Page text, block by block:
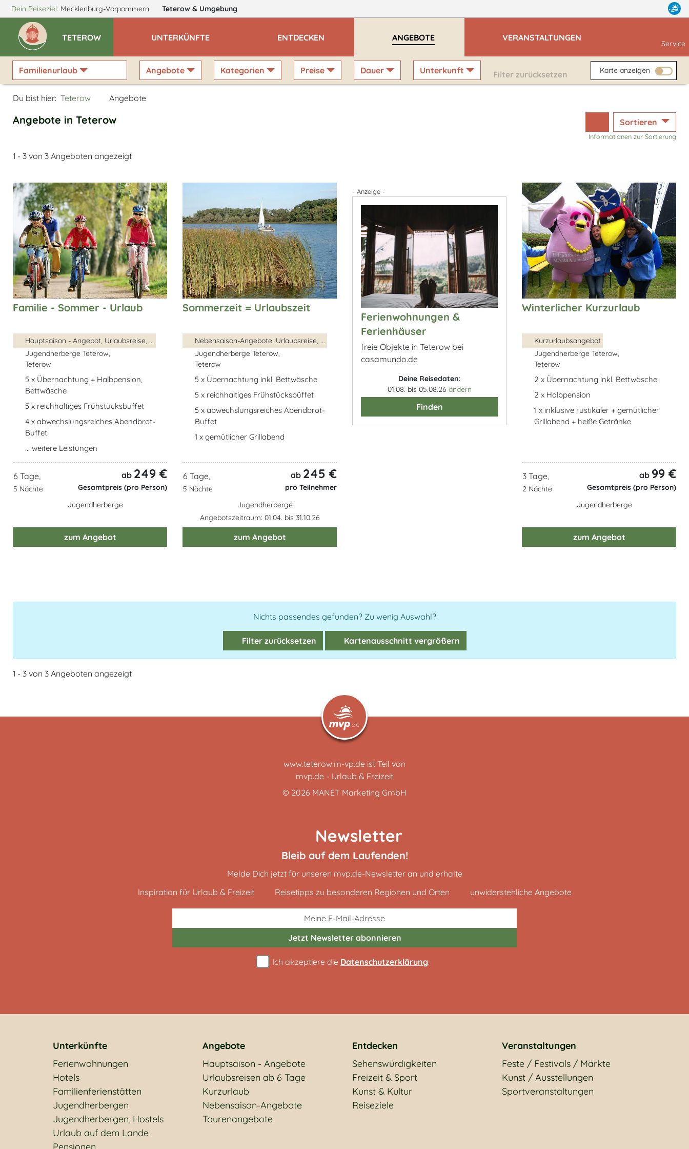
Dein Reiseziel: Mecklenburg-Vorpommern Teterow & Umgebung
TETEROW UNTERKÜNFTE ENTDECKEN ANGEBOTE VERANSTALTUNGEN
Service
Familienurlaub Angebote Kategorien Preise Dauer Unterkunft Filter zurücksetzen Karte anzeigen
Du bist hier: Teterow Angebote
Angebote in Teterow Sortieren
Informationen zur Sortierung
1 - 3 von 3 Angeboten angezeigt
Familie - Sommer - Urlaub
Hauptsaison - Angebot, Urlaubsreise, ...
Jugendherberge Teterow,
Teterow
5 x Übernachtung + Halbpension,
Bettwäsche
5 x reichhaltiges Frühstücksbuffet
4 x abwechslungsreiches Abendbrot-
Buffet
... weitere Leistungen
6 Tage,
5 Nächte
ab 249 €
Gesamtpreis (pro Person)
Jugendherberge
zum Angebot
Sommerzeit = Urlaubszeit
Nebensaison-Angebote, Urlaubsreise, ...
Jugendherberge Teterow,
Teterow
5 x Übernachtung inkl. Bettwäsche
5 x reichhaltiges Frühstücksbüffet
5 x abwechslungsreiches Abendbrot-
Buffet
1 x gemütlicher Grillabend
6 Tage,
5 Nächte
ab 245 €
pro Teilnehmer
Jugendherberge
Angebotszeitraum: 01.04. bis 31.10.26
zum Angebot
- Anzeige -
Ferienwohnungen &
Ferienhäuser
freie Objekte in Teterow bei
casamundo.de
Deine Reisedaten:
01.08. bis 05.08.26 ändern
Finden
Winterlicher Kurzurlaub
Kurzurlaubsangebot
Jugendherberge Teterow,
Teterow
2 x Übernachtung inkl. Bettwäsche
2 x Halbpension
1 x inklusive rustikaler + gemütlicher
Grillabend + heiße Getränke
3 Tage,
2 Nächte
ab 99 €
Gesamtpreis (pro Person)
Jugendherberge
zum Angebot
Nichts passendes gefunden? Zu wenig Auswahl?
Filter zurücksetzen Kartenausschnitt vergrößern
1 - 3 von 3 Angeboten angezeigt
www.teterow.m-vp.de ist Teil von
mvp.de - Urlaub & Freizeit
© 2026 MANET Marketing GmbH
Newsletter
Bleib auf dem Laufenden!
Melde Dich jetzt für unseren mvp.de-Newsletter an und erhalte
Inspiration für Urlaub & Freizeit
Reisetipps zu besonderen Regionen und Orten unwiderstehliche Angebote
Jetzt Newsletterabonnieren
Ich akzeptiere die Datenschutzerklärung.
Unterkünfte
Ferienwohnungen
Hotels
Familienferienstätten
Jugendherbergen
Jugendherbergen, Hostels
Urlaub auf dem Lande
Pensionen
Angebote
Hauptsaison - Angebote
Urlaubsreisen ab 6 Tage
Kurzurlaub
Nebensaison-Angebote
Tourenangebote
Entdecken
Sehenswürdigkeiten
Freizeit & Sport
Kunst & Kultur
Reiseziele
Veranstaltungen
Feste / Festivals / Märkte
Kunst / Ausstellungen
Sportveranstaltungen